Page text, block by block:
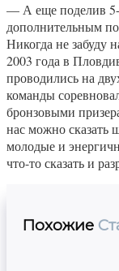
— А еще поделив
дополнительным
Никогда не забуду
2003 года в
проводились на
команды
бронзовыми
нас можно сказать
молодые и
что-то сказать и
Похожие